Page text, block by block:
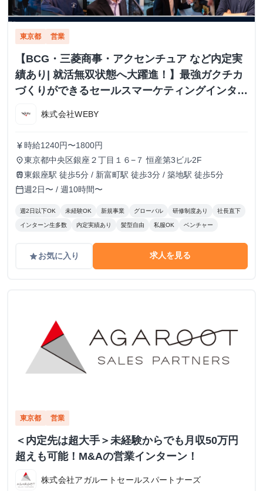
東京都 営業
【BCG・三菱商事・アクセンチュア など内定実
績あり| 就活無双状態へ大躍進！】最強ガクチカ
づくりができるセールスマーケティングインター
株式会社WEBY
currency_yen 時給1240円〜1800円
place東京都中央区銀座２丁目１６−７ 恒産第3ビル2F
train東銀座駅 徒歩5分 / 新富町駅 徒歩3分 / 築地駅 徒歩5分
calendar_today週2日〜 / 週10時間〜
週2日以下OK 未経験OK 新規事業 グローバル 研修制度あり 社長直下
インターン生多数 内定実績あり 髪型自由 私服OK ベンチャー
gradeお気に入り 求人を見る
東京都 営業
＜内定先は超大手＞未経験からでも月収50万円
超えも可能！M&Aの営業インターン！
株式会社アガルートセールスパートナーズ